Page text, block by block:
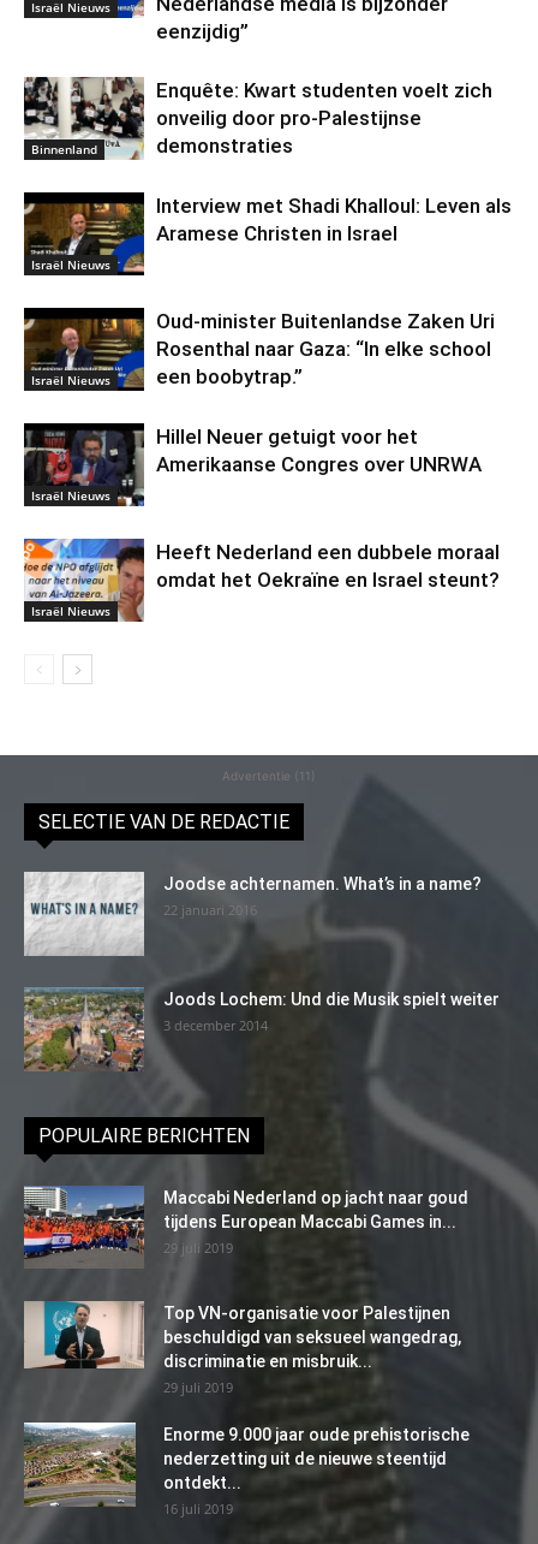
Israël Nieuws
eenzijdig”
Binnenland
Enquête: Kwart studenten voelt zich
onveilig door pro-Palestijnse
demonstraties
Israël Nieuws
Interview met Shadi Khalloul: Leven als
Aramese Christen in Israel
Israël Nieuws
Oud-minister Buitenlandse Zaken Uri
Rosenthal naar Gaza: “In elke school
een boobytrap.”
Israël Nieuws
Hillel Neuer getuigt voor het
Amerikaanse Congres over UNRWA
Israël Nieuws
Heeft Nederland een dubbele moraal
omdat het Oekraïne en Israel steunt?
Advertentie (11)
SELECTIE VAN DE REDACTIE
Joodse achternamen. What’s in a name?
22 januari 2016
Joods Lochem: Und die Musik spielt weiter
3 december 2014
POPULAIRE BERICHTEN
Maccabi Nederland op jacht naar goud
tijdens European Maccabi Games in...
29 juli 2019
Top VN-organisatie voor Palestijnen
beschuldigd van seksueel wangedrag,
discriminatie en misbruik...
29 juli 2019
Enorme 9.000 jaar oude prehistorische
nederzetting uit de nieuwe steentijd
ontdekt...
16 juli 2019